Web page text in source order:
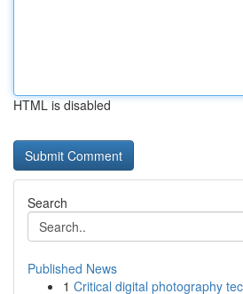
HTML is disabled
Search
Published News
1 Critical digital photography